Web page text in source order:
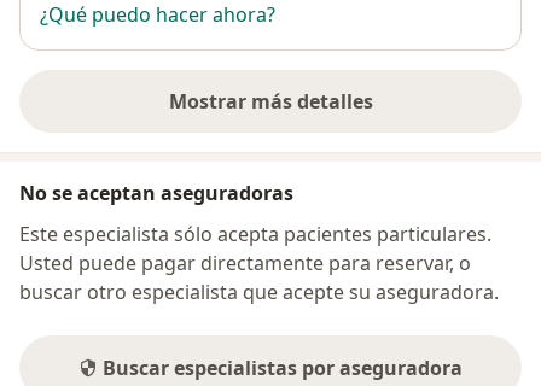
¿Qué puedo hacer ahora?
Mostrar más detalles
sobre la dirección
No se aceptan aseguradoras
Este especialista sólo acepta pacientes particulares.
Usted puede pagar directamente para reservar, o
buscar otro especialista que acepte su aseguradora.
Buscar especialistas por aseguradora